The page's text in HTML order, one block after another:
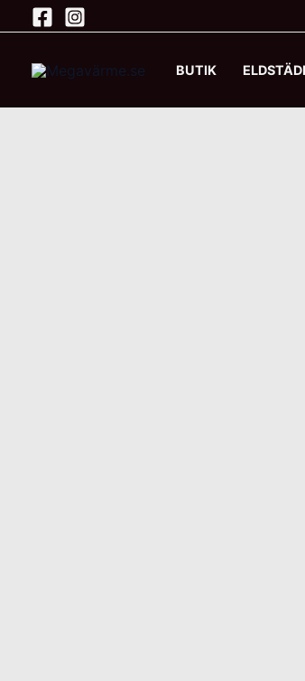
Hoppa
till
innehåll
BUTIK